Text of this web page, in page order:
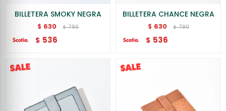
BILLETERA SMOKY NEGRA
$ 630 $ 790
$ 536
BILLETERA CHANCE NEGRA
$ 630 $ 790
$ 536